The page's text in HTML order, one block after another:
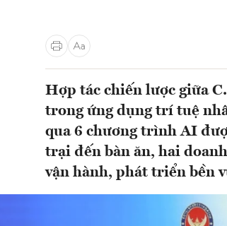
Hợp tác chiến lược giữa
trong ứng dụng trí tuệ
qua 6 chương trình AI
trại đến bàn ăn, hai
vận hành, phát triển bền